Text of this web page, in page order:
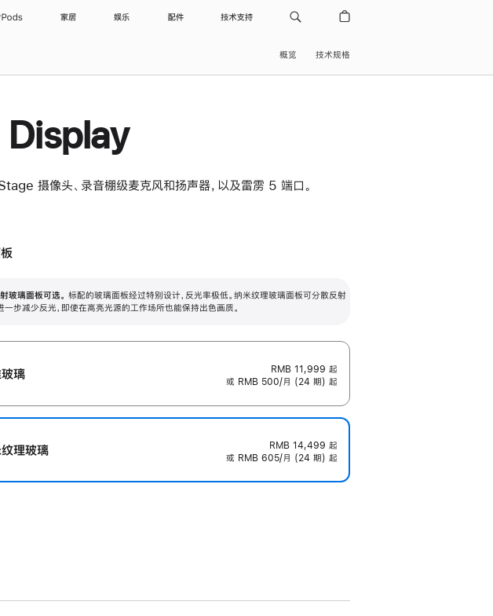
家居 娱乐 配件 技术支持
概览 技术规格
摄像头、录音棚级麦克风和扬声器，以及雷雳 5 端口。
也能保持出色画质。
玻璃面板可选。 标配的玻璃面板经过特别设计，反光率极低。纳米纹理玻璃面板可分散反射
一步减少反光，即使在高亮光源的工作场所也能保持出色画质。
璃 RMB 11,999 起
或 RMB 500/月 (24 期) 起
理玻璃 RMB 14,499 起
或 RMB 605/月 (24 期) 起